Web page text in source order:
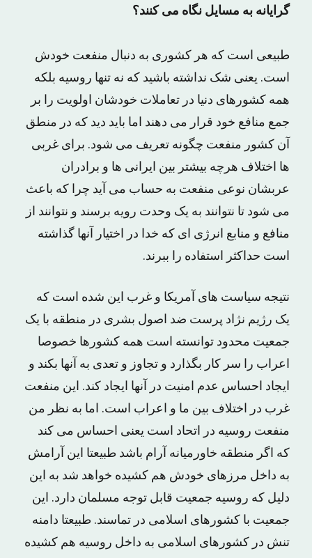
گرایانه به مسایل نگاه می کنند؟
طبیعی است که هر کشوری به دنبال منفعت خودش
است. یعنی شک نداشته باشید که نه تنها روسیه بلکه
همه کشورهای دنیا در تعاملات خودشان اولویت را بر
جمع منافع خود قرار می دهند اما باید دید که در منطق
آن کشور منفعت چگونه تعریف می شود. برای غربی
ها اختلاف هرچه بیشتر بین ایرانی ها و برادران
عربشان نوعی منفعت به حساب می آید چرا که باعث
می شود تا نتوانند به یک وحدت رویه برسند و نتوانند از
منافع و منابع انرژی ای که خدا در اختیار آنها گذاشته
است حداکثر استفاده را ببرند.
نتیجه سیاست های آمریکا و غرب این شده است که
یک رژیم نژاد پرست ضد اصول بشری در منطقه با یک
جمعیت محدود توانسته است همه کشورها خصوصا
اعراب را سر کار بگذارد و تجاوز و تعدی به آنها بکند و
ایجاد احساس عدم امنیت در آنها ایجاد کند. این منفعت
غرب در اختلاف بین ما و اعراب است. اما به نظر من
منفعت روسیه در اتحاد است یعنی احساس می کند
که اگر منطقه خاورمیانه آرام باشد طبیعتا این آرامش
به داخل مرزهای خودش هم کشیده خواهد شد به این
دلیل که روسیه جمعیت قابل توجه مسلمان دارد. این
جمعیت با کشورهای اسلامی در تماسند. طبیعتا دامنه
تنش در کشورهای اسلامی به داخل روسیه هم کشیده